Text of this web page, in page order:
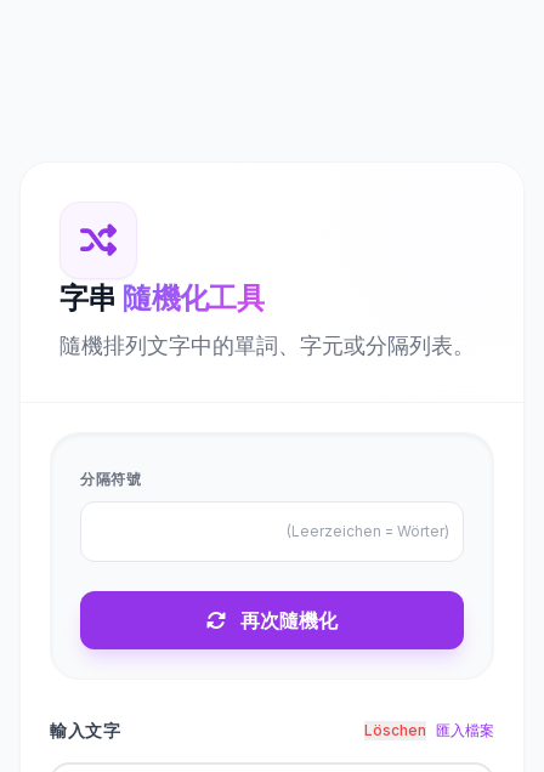
字串 隨機化工具
隨機排列文字中的單詞、字元或分隔列表。
分隔符號
(Leerzeichen = Wörter)
再次隨機化
輸入文字 Löschen 匯入檔案